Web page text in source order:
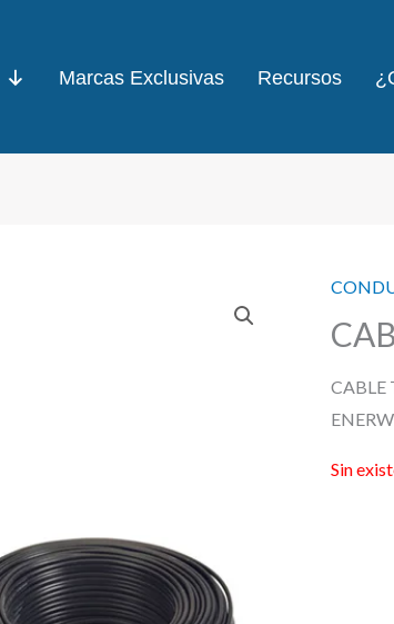
Marcas Exclusivas Recursos
CABLE
Sin